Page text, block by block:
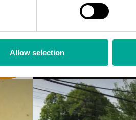
Allow selection
MT-